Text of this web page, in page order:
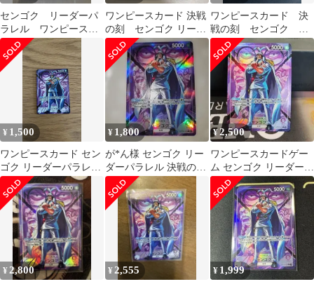
センゴク リーダーパ
ラレル ワンピースカ
ードゲーム 決戦の刻
ワンピースカード 決戦
の刻 センゴク リーダ
ーパラレル OP16-060
ワンピースカード 決
戦の刻 センゴク リ
ーダーパラレル
¥ 1,500
ワンピースカード セン
ゴク リーダーパラレル
オマケ付き
¥ 1,800
が*ん様 センゴク リー
ダーパラレル 決戦の刻
OP16-060 ワンピースカ
ー
¥ 2,500
ワンピースカードゲー
ム センゴク リーダーパ
ラレル
¥ 2,800 ¥ 2,555 ¥ 1,999